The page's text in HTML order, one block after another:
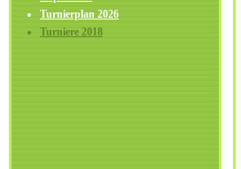
Turnierplan 2026
Turniere 2018